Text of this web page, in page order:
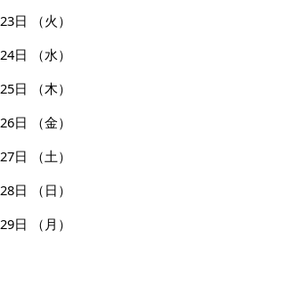
23日
（火）
24日
（水）
25日
（木）
26日
（金）
27日
（土）
28日
（日）
29日
（月）